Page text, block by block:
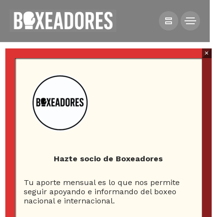
ESQUINA NEUTRAL
[Cuento] Una banda
sonora para hacer
Hazte socio de Boxeadores
Tu aporte mensual es lo que nos permite
seguir apoyando e informando del boxeo
nacional e internacional.
×